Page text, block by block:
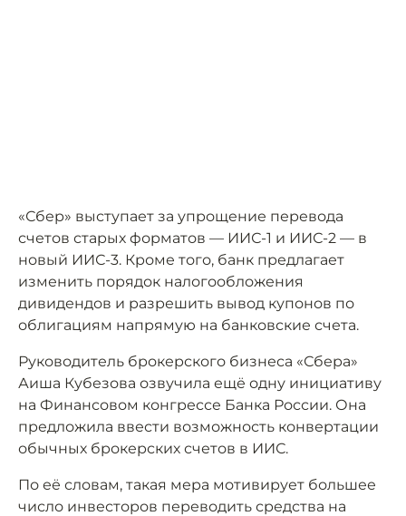
«Сбер» выступает за упрощение перевода
счетов старых форматов — ИИС-1 и ИИС-2 — в
новый ИИС-3. Кроме того, банк предлагает
изменить порядок налогообложения
дивидендов и разрешить вывод купонов по
облигациям напрямую на банковские счета.
Руководитель брокерского бизнеса «Сбера»
Аиша Кубезова озвучила ещё одну инициативу
на Финансовом конгрессе Банка России. Она
предложила ввести возможность конвертации
обычных брокерских счетов в ИИС.
По её словам, такая мера мотивирует большее
число инвесторов переводить средства на